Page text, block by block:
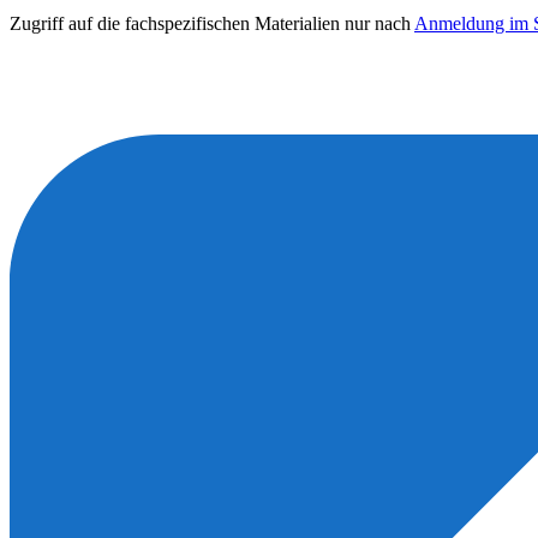
Zugriff auf die fachspezifischen Materialien nur nach Anmeldung im